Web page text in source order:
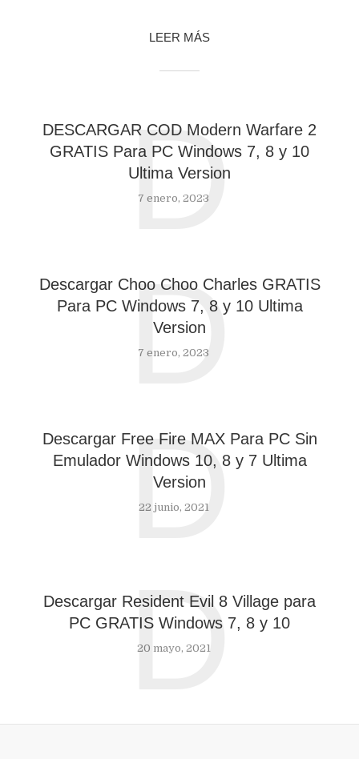
LEER MÁS
DESCARGAR COD Modern Warfare 2
GRATIS Para PC Windows 7, 8 y 10
Ultima Version
7 enero, 2023
D
Descargar Choo Choo Charles GRATIS
Para PC Windows 7, 8 y 10 Ultima
Version
7 enero, 2023
D
Descargar Free Fire MAX Para PC Sin
Emulador Windows 10, 8 y 7 Ultima
Version
22 junio, 2021
D
Descargar Resident Evil 8 Village para
PC GRATIS Windows 7, 8 y 10
20 mayo, 2021
D